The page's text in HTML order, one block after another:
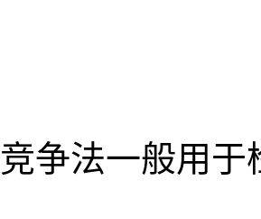
竞争法一般用于